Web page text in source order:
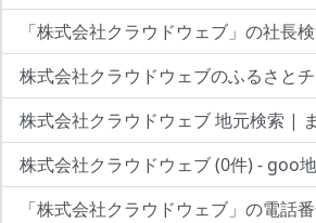
「株式会社クラウドウェブ」の社長
株式会社クラウドウェブのふるさと
株式会社クラウドウェブ 地元検索 |
株式会社クラウドウェブ (0件) - goo
「株式会社クラウドウェブ」の電話